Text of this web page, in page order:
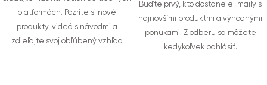
platformách. Pozrite si nové
produkty, videá s návodmi a
zdieľajte svoj obľúbený vzhľad
Buďte prvý, kto dostane e-maily s
najnovšími produktmi a výhodnými
ponukami. Z odberu sa môžete
kedykoľvek odhlásiť.